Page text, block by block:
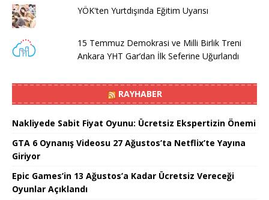
YÖK'ten Yurtdışında Eğitim Uyarısı
15 Temmuz Demokrasi ve Milli Birlik Treni
Ankara YHT Gar’dan İlk Seferine Uğurlandı
RAYHABER
Nakliyede Sabit Fiyat Oyunu: Ücretsiz Ekspertizin Önemi
GTA 6 Oynanış Videosu 27 Ağustos’ta Netflix’te Yayına
Giriyor
Epic Games’in 13 Ağustos’a Kadar Ücretsiz Vereceği
Oyunlar Açıklandı